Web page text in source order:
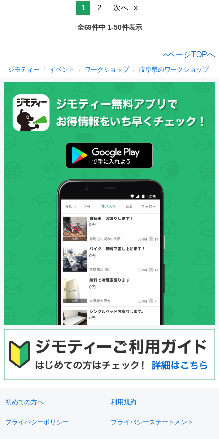
1 2 次へ
全69件中 1-50件表示
ページTOPへ
ジモティー イベント ワークショップ 岐阜県のワークショップ
初めての方へ 利用規約
プライバシーポリシー プライバシーステートメント